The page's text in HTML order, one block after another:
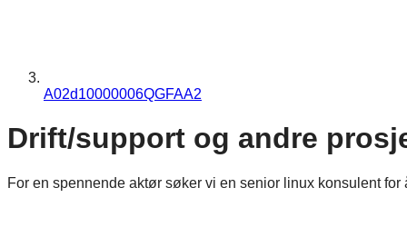
A02d10000006QGFAA2
Drift/support og andre
For en spennende aktør søker vi en senior linux konsulent